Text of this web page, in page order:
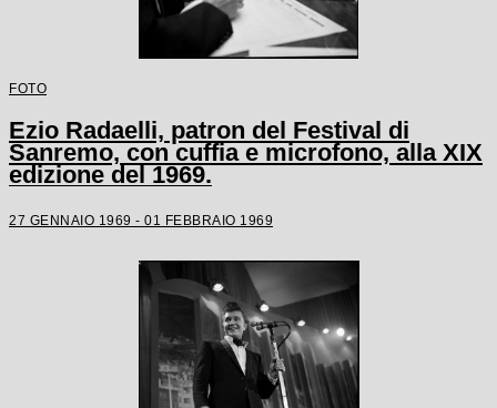
FOTO
Ezio Radaelli, patron del Festival di
Sanremo, con cuffia e microfono, alla XIX
edizione del 1969.
27 GENNAIO 1969 - 01 FEBBRAIO 1969